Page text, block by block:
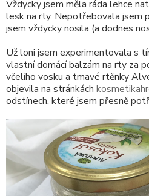
Vždycky jsem měla ráda lehce
lesk na rty. Nepotřebovala jsem
jsem vždycky nosila (a dodnes
Už loni jsem experimentovala s
vlastní domácí balzám na rty za
včelího vosku a tmavé rtěnky
objevila na stránkách
odstínech, které jsem přesně